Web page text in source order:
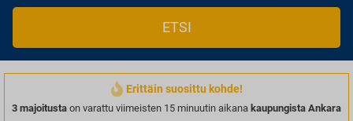
ETSI
Erittäin suosittu kohde!
3 majoitusta on varattu viimeisten 15 minuutin aikana kaupungista Ankara